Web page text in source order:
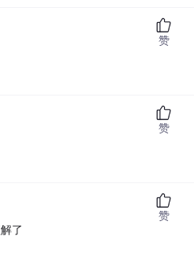
赞
赞
了
赞